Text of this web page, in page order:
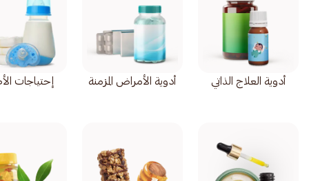
أدوية العلاج الذاتي أدوية الأمراض المزمنة إحتياجات